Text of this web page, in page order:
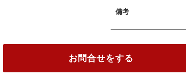
備考
お問合せをする